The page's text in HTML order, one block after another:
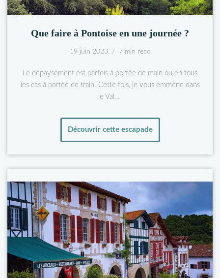
Que faire à Pontoise en une journée ?
19 juin 2023 7 min read
Le dépaysement est parfois à portée de main ou en tous
les cas à portée de train. Cette fois, je vous emmène dans
le Val…
Découvrir cette escapade